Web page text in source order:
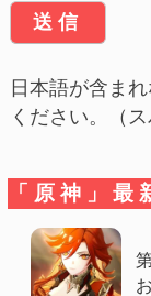
日本語が含ま
ください。（ス
「原神」最